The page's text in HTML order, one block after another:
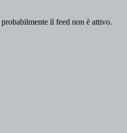
il feed non è attivo.